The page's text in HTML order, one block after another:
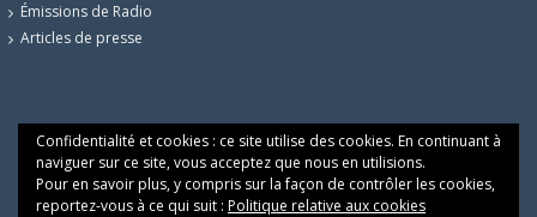
Émissions de Radio
Articles de presse
Confidentialité et cookies : ce site utilise des cookies. En continuant à
naviguer sur ce site, vous acceptez que nous en utilisions.
Pour en savoir plus, y compris sur la façon de contrôler les cookies,
reportez-vous à ce qui suit : Politique relative aux cookies